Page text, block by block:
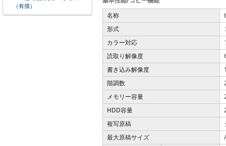
名称
形式
カラー対応
読取り解像度
書き込み解像度
階調数
メモリー容量
HDD容量
複写原稿
最大原稿サイズ
（有償）